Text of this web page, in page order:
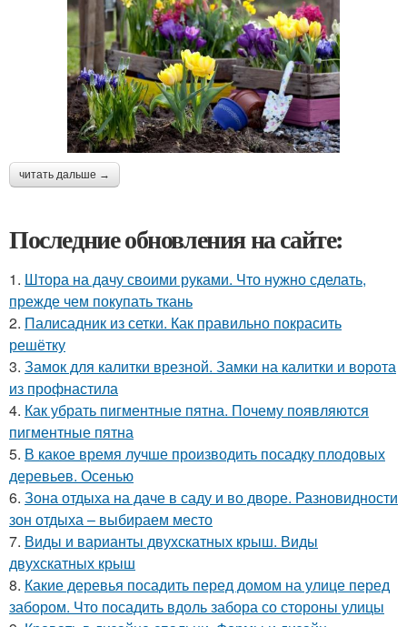
читать дальше →
Последние обновления на сайте:
1. Штора на дачу своими руками. Что нужно сделать,
прежде чем покупать ткань
2. Палисадник из сетки. Как правильно покрасить
решётку
3. Замок для калитки врезной. Замки на калитки и ворота
из профнастила
4. Как убрать пигментные пятна. Почему появляются
пигментные пятна
5. В какое время лучше производить посадку плодовых
деревьев. Осенью
6. Зона отдыха на даче в саду и во дворе. Разновидности
зон отдыха – выбираем место
7. Виды и варианты двухскатных крыш. Виды
двухскатных крыш
8. Какие деревья посадить перед домом на улице перед
забором. Что посадить вдоль забора со стороны улицы